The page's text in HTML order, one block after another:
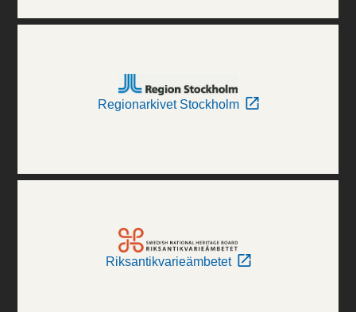
Regionarkivet Stockholm
Riksantikvarieämbetet